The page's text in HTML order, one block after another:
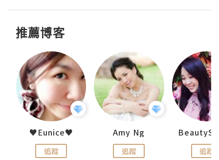
推薦博客
♥Eunice♥
追蹤
Amy Ng
追蹤 追蹤